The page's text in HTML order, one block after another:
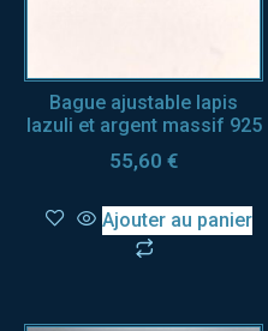
Bague ajustable lapis
lazuli et argent massif 925
55,60 €
Ajouter au panier